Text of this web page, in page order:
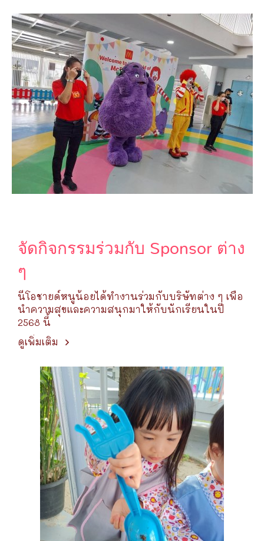
จัดกิจกรรมร่วมกับ Sponsor ต่าง
ๆ
นีโอชายด์หนูน้อยได้ทำงานร่วมกับบริษัทต่าง ๆ เพื่อ
นำความสุขและความสนุกมาให้กับนักเรียนในปี
2568 นี้
ดูเพิ่มเติม